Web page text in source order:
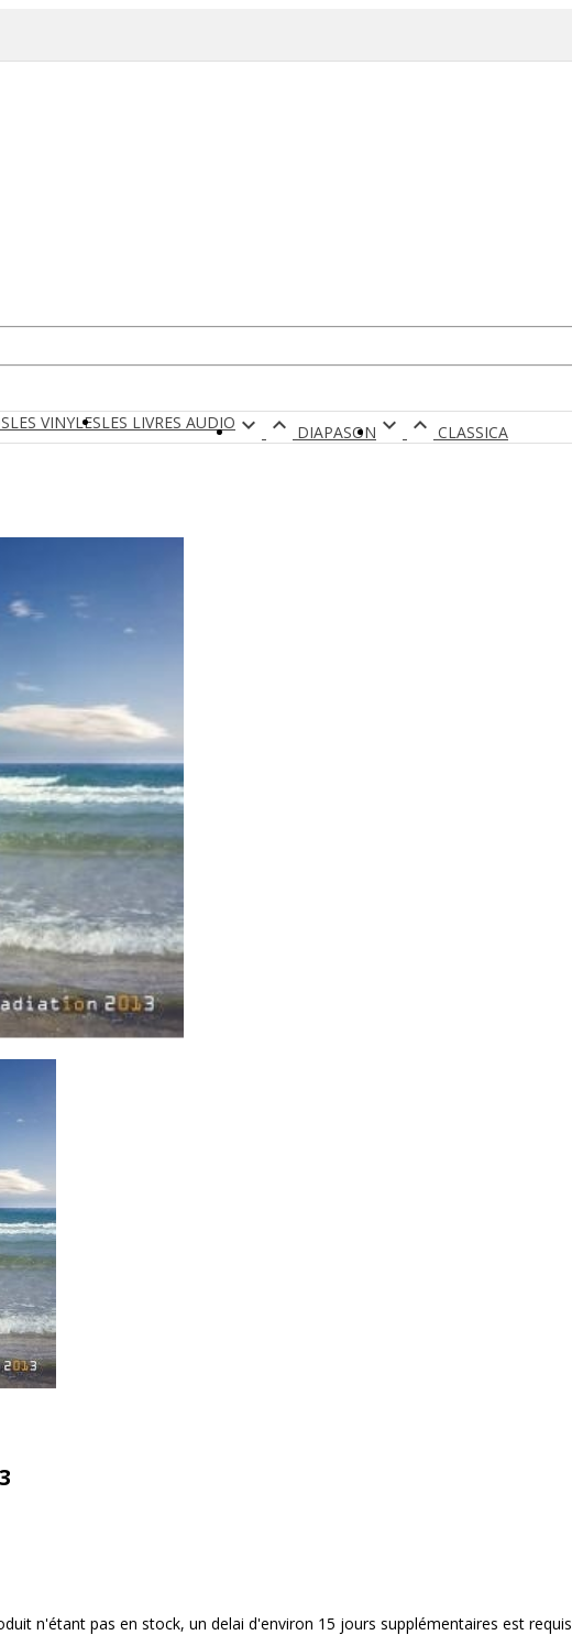
LES VINYLESLES LIVRES AUDIO   DIAPASON   CLASSICA
n'étant pas en stock, un delai d'environ 15 jours supplémentaires est requis